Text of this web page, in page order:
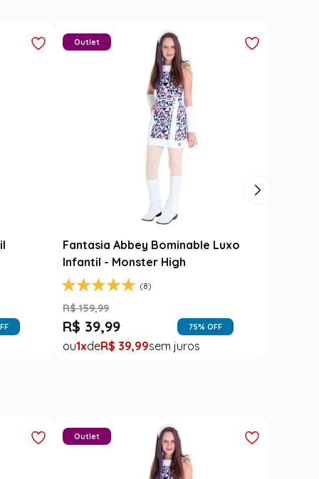
Saia Festa Junina Infantil Branca
Noivinha com Fitas Coloridas
R$ 78,90
R$ 49 ,99
1 R$ 49,99